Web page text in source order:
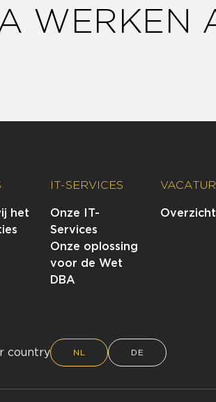
WERKEN
het
IT-SERVICES
Onze IT-
Services
Onze oplossing
voor de Wet
DBA
Overzicht
country NL DE